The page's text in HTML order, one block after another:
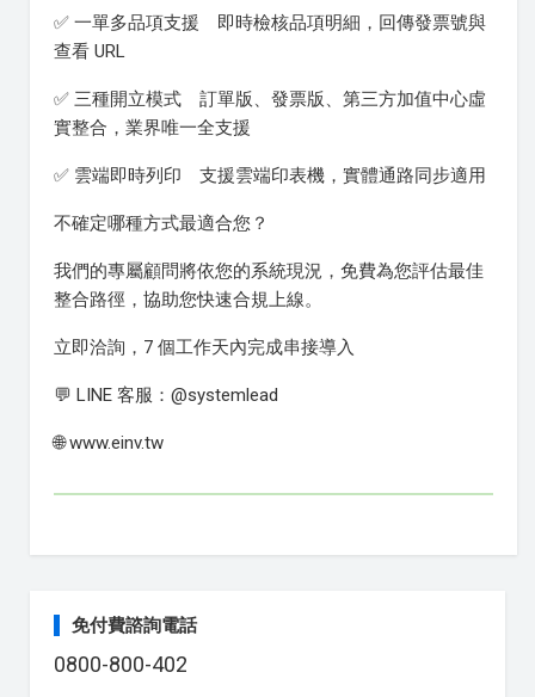
✅ 一單多品項支援 即時檢核品項明細，回傳發票號與
查看 URL
✅ 三種開立模式 訂單版、發票版、第三方加值中心虛
實整合，業界唯一全支援
✅ 雲端即時列印 支援雲端印表機，實體通路同步適用
不確定哪種方式最適合您？
我們的專屬顧問將依您的系統現況，免費為您評估最佳
整合路徑，協助您快速合規上線。
立即洽詢，7 個工作天內完成串接導入
💬 LINE 客服：@systemlead
🌐 www.einv.tw
免付費諮詢電話
0800-800-402